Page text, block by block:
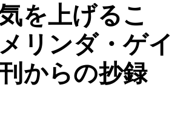
を上げるこ
リンダ・ゲイ
からの抄録